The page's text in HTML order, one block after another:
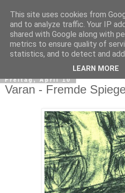
Freitag, April 10
Varan - Fremde
This site uses cookies from
and to analyze traffic. Your IP
shared with Google along with
metrics to ensure quality of
statistics, and to detect and
LEARN MORE